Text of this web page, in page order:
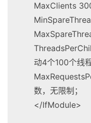
MaxClients
动4个100个线
数，无限制；
</IfModule>